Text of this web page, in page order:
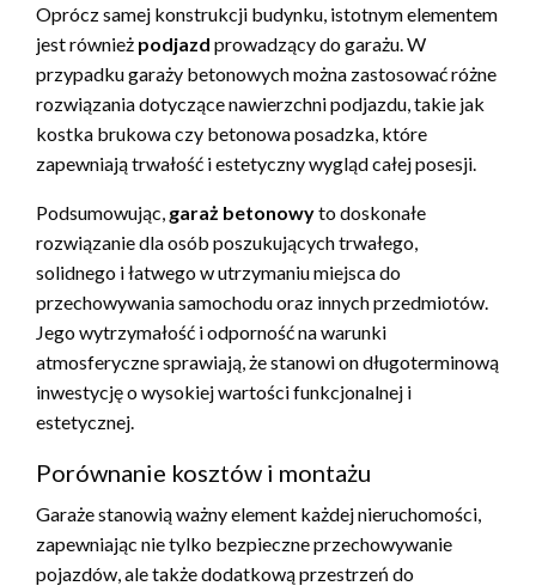
Oprócz samej konstrukcji budynku, istotnym elementem
jest również podjazd prowadzący do garażu. W
przypadku garaży betonowych można zastosować różne
rozwiązania dotyczące nawierzchni podjazdu, takie jak
kostka brukowa czy betonowa posadzka, które
zapewniają trwałość i estetyczny wygląd całej posesji.
Podsumowując, garaż betonowyto doskonałe
rozwiązanie dla osób poszukujących trwałego,
solidnego i łatwego w utrzymaniu miejsca do
przechowywania samochodu oraz innych przedmiotów.
Jego wytrzymałość i odporność na warunki
atmosferyczne sprawiają, że stanowi on długoterminową
inwestycję o wysokiej wartości funkcjonalnej i
estetycznej.
Porównanie kosztów i montażu
Garaże stanowią ważny element każdej nieruchomości,
zapewniając nie tylko bezpieczne przechowywanie
pojazdów, ale także dodatkową przestrzeń do